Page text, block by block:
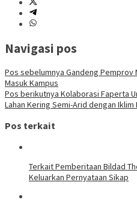
Navigasi pos
Pos sebelumnya Gandeng Pemprov
Masuk Kampus
Pos berikutnya Kolaborasi Faperta
Lahan Kering Semi-Arid dengan Iklim
Pos terkait
Terkait Pemberitaan Bildad
Keluarkan Pernyataan Sikap